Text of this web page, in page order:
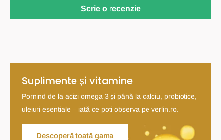
Scrie o recenzie
Suplimente și vitamine
Pornind de la acizi omega 3 și până la calciu, probiotice,
uleiuri esențiale – iată ce poți observa pe verlin.ro.
Descoperă toată gama